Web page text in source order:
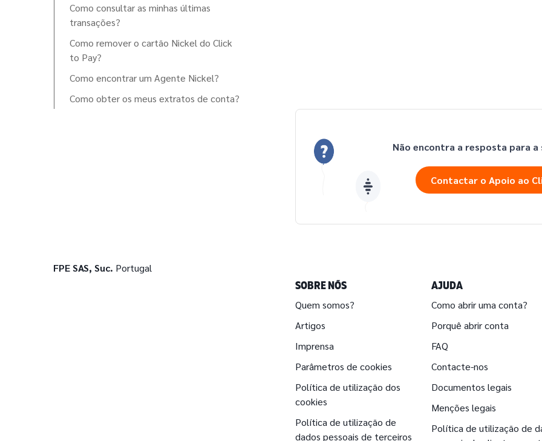
Como consultar as minhas últimas
transações?
Como remover o cartão Nickel do Click
to Pay?
Como encontrar um Agente Nickel?
Como obter os meus extratos de conta?
Não encontra a resposta para a
Contactar o Apoio ao
FPE SAS, Suc. Portugal
SOBRE NÓS
Quem somos?
Artigos
Imprensa
Parâmetros de cookies
Política de utilização dos
cookies
Política de utilização de
dados pessoais de terceiros
AJUDA
Como abrir uma conta?
Porquê abrir conta
FAQ
Contacte-nos
Documentos legais
Menções legais
Política de utilização de